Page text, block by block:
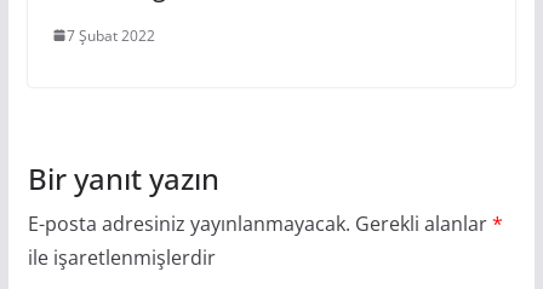
7 Şubat 2022
Bir yanıt yazın
E-posta adresiniz yayınlanmayacak. Gerekli alanlar*
ile işaretlenmişlerdir